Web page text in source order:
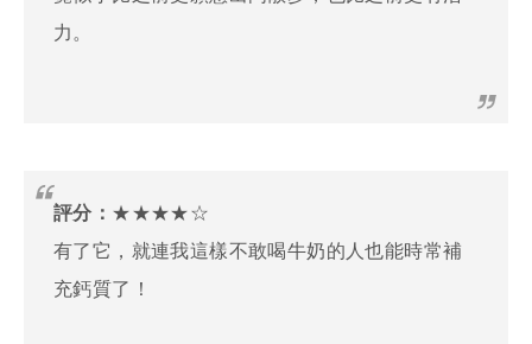
力。
評分： ★★★★☆
有了它，就連我這樣不敢喝牛奶的人也能時常補
充鈣質了！